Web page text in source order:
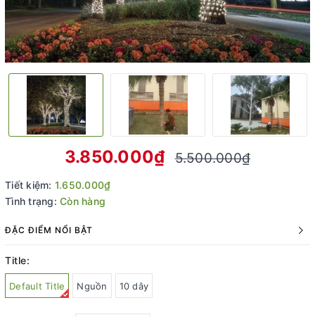
3.850.000₫ 5.500.000₫
Tiết kiệm: 1.650.000₫
Tình trạng: Còn hàng
ĐẶC ĐIỂM NỔI BẬT
Title:
Default Title Nguồn 10 dây